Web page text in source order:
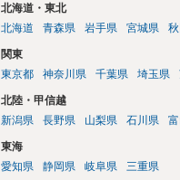
北海道・東北
北海道
青森県 岩手県 宮城県
関東
東京都
神奈川県 千葉県 埼玉県
北陸・甲信越
新潟県
長野県 山梨県 石川県
東海
愛知県
静岡県 岐阜県 三重県